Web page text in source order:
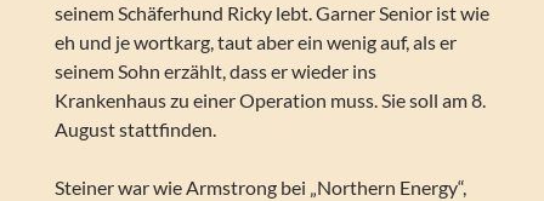
seinem Schäferhund Ricky lebt. Garner Senior ist wie
eh und je wortkarg, taut aber ein wenig auf, als er
seinem Sohn erzählt, dass er wieder ins
Krankenhaus zu einer Operation muss. Sie soll am 8.
August stattfinden.
Steiner war wie Armstrong bei „Northern Energy“,